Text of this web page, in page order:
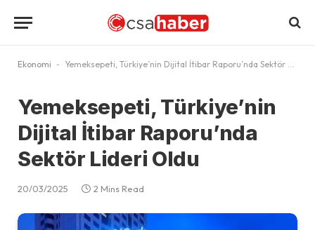
Ekonomi - Yemeksepeti, Türkiye’nin Dijital İtibar Raporu’nda Sektör Lideri Oldu
Yemeksepeti, Türkiye’nin
Dijital İtibar Raporu’nda
Sektör Lideri Oldu
20/03/2025 2 Mins Read